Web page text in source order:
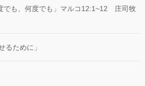
でも、何度でも」マルコ12:1~12 庄司牧
るために」